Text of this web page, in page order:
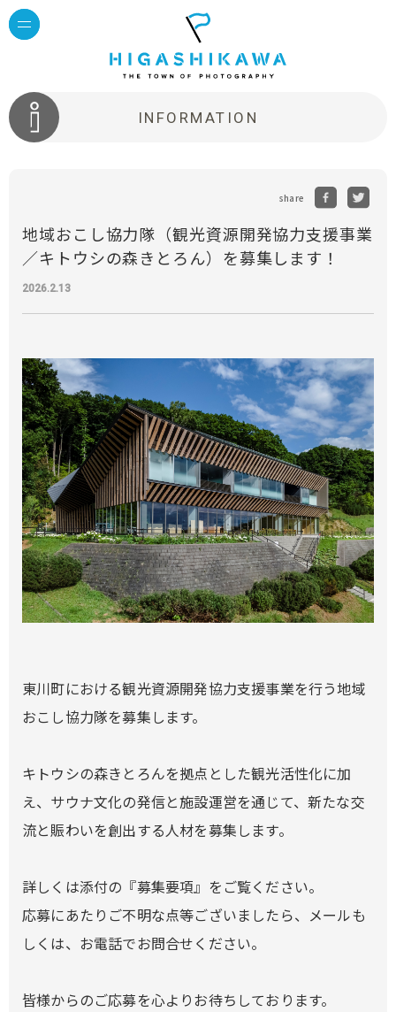
INFORMATION
share
地域おこし協力隊（観光資源開発協力支援事業
／キトウシの森きとろん）を募集します！
2026.2.13
東川町における観光資源開発協力支援事業を行う地域
おこし協力隊を募集します。
キトウシの森きとろんを拠点とした観光活性化に加
え、サウナ文化の発信と施設運営を通じて、新たな交
流と賑わいを創出する人材を募集します。
詳しくは添付の『募集要項』をご覧ください。
応募にあたりご不明な点等ございましたら、メールも
しくは、お電話でお問合せください。
皆様からのご応募を心よりお待ちしております。